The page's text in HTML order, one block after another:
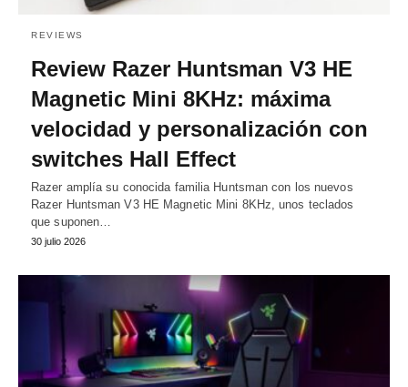
REVIEWS
Review Razer Huntsman V3 HE
Magnetic Mini 8KHz: máxima
velocidad y personalización con
switches Hall Effect
Razer amplía su conocida familia Huntsman con los nuevos
Razer Huntsman V3 HE Magnetic Mini 8KHz, unos teclados
que suponen…
30 julio 2026